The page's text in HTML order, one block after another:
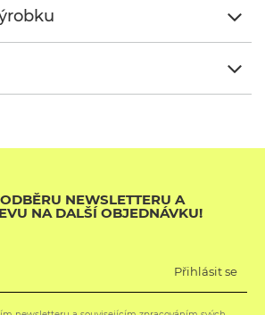
NEWSLETTERU A
NA DALŠÍ OBJEDNÁVKU!
Přihlásit se